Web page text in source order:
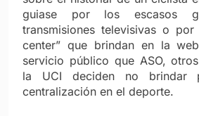
guiase por los escasos
transmisiones televisivas o
center” que brindan en la
servicio público que ASO,
la UCI deciden no
centralización en el deporte.